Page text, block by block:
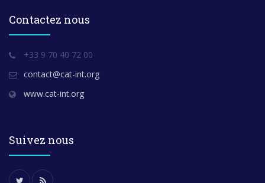
Contactez nous
+33 9 70 40 72 00
contact@cat-int.org
www.cat-int.org
Suivez nous